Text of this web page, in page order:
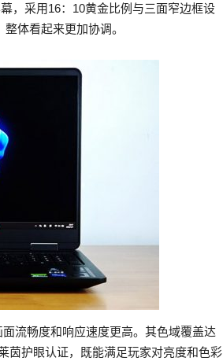
，采用16：10黄金比例与三面窄边框设
体看起来更加协调。
流畅度和响应速度更高。其色域覆盖达
茵护眼认证，既能满足玩家对亮度和色彩